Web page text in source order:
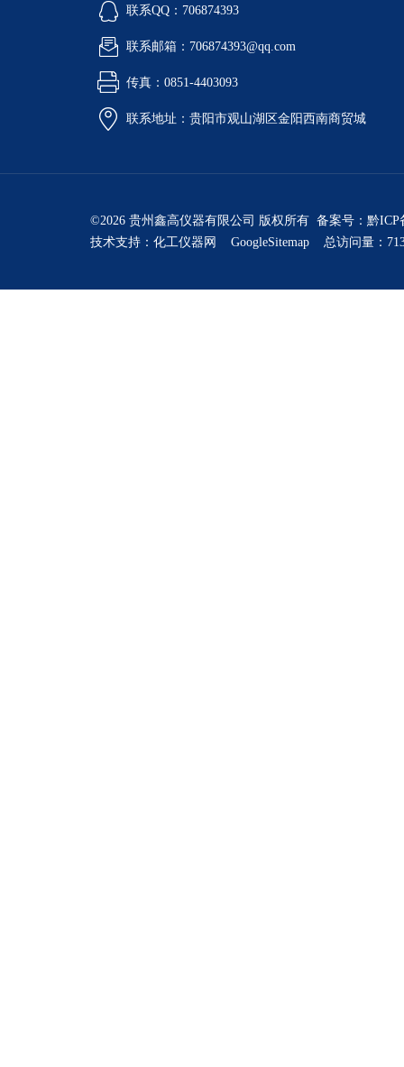
联系QQ：706874393
联系邮箱：706874393@qq.com
传真：0851-4403093
联系地址：贵阳市观山湖区金阳西南商贸城
©2026 贵州鑫高仪器有限公司 版权所有 备案号： 黔ICP
技术支持： 化工仪器网 GoogleSitemap 总访问量：